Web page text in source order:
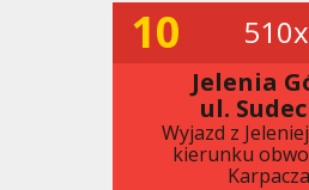
10
Jelenia
ul.
Wyjazd z
kierunku
Karpacza